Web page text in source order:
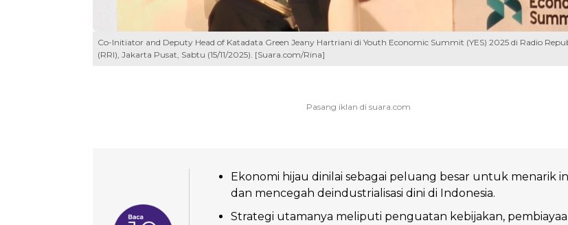
Co-Initiator and Deputy Head of Katadata Green Jeany Hartriani di Youth Economic Summit (YES) 2025 di Radio
(RRI), Jakarta Pusat, Sabtu (15/11/2025). [Suara.com/Rina]
Ekonomi hijau dinilai sebagai peluang besar untuk menarik
dan mencegah deindustrialisasi dini di Indonesia.
Strategi utamanya meliputi penguatan kebijakan,